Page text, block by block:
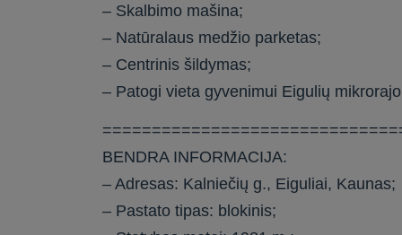
– Skalbimo mašina;
– Natūralaus medžio parketas;
– Centrinis šildymas;
– Patogi vieta gyvenimui Eigulių
BENDRA INFORMACIJA:
– Adresas: Kalniečių g., Eiguliai, Kaunas;
– Pastato tipas: blokinis;